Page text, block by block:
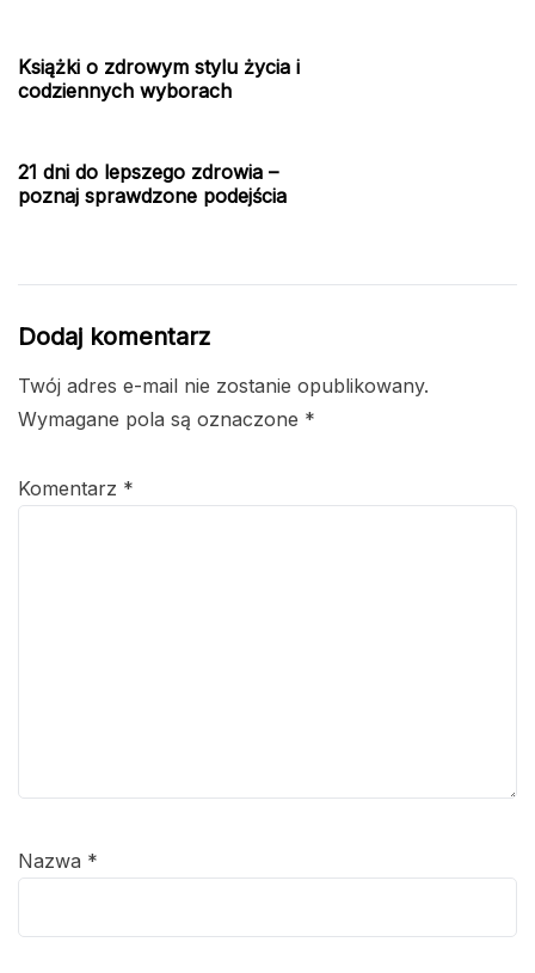
Książki o zdrowym stylu życia i
codziennych wyborach
21 dni do lepszego zdrowia –
poznaj sprawdzone podejścia
Dodaj komentarz
Twój adres e-mail nie zostanie opublikowany.
Wymagane pola są oznaczone *
Komentarz *
Nazwa *